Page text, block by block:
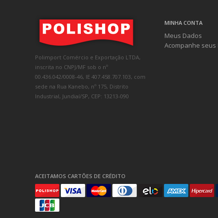
Polimport Comércio e Exportação LTDA,
inscrita no CNPJ/MF sob o nº
00.436.042/0008-46, IE 407.458.707.103, com
sede na Rua Kanebo, nº 175, Distrito
Industrial, Jundiaí/SP, CEP: 13213-090
MINHA CONTA
Meus Dados
Acompanhe seus
ACEITAMOS CARTÕES DE CRÉDITO